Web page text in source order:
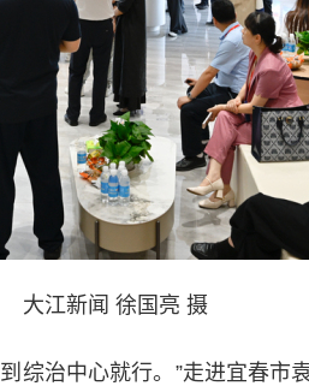
大江新闻 徐国亮 摄
综治中心就行。”走进宜春市